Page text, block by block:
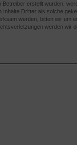
Betreiber erstellt wurden,
Dritter als solche
werden, bitten wir um
werden wir